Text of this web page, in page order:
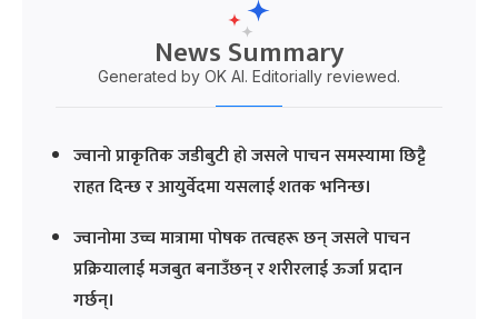
News Summary
Generated by OK AI. Editorially reviewed.
ज्वानो प्राकृतिक जडीबुटी हो जसले पाचन समस्यामा छिट्टै
राहत दिन्छ र आयुर्वेदमा यसलाई शतक भनिन्छ।
ज्वानोमा उच्च मात्रामा पोषक तत्वहरू छन् जसले पाचन
प्रक्रियालाई मजबुत बनाउँछन् र शरीरलाई ऊर्जा प्रदान
गर्छन्।